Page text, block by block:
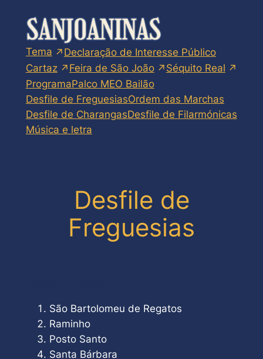
content
Tema
Declaração de Interesse Público
Cartaz
Feira de São João
Séquito Real
ProgramaPalco MEO Bailão
Desfile de FreguesiasOrdem das Marchas
Desfile de CharangasDesfile de Filarmónicas
Música e letra
Desfile de
Freguesias
São Bartolomeu de Regatos
Raminho
Posto Santo
Santa Bárbara